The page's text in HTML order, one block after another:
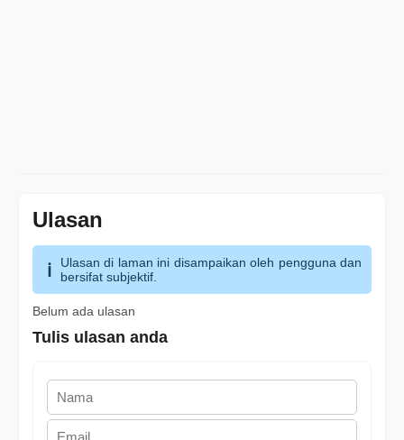
Ulasan
Ulasan di laman ini disampaikan oleh pengguna dan
bersifat subjektif.
Belum ada ulasan
Tulis ulasan anda